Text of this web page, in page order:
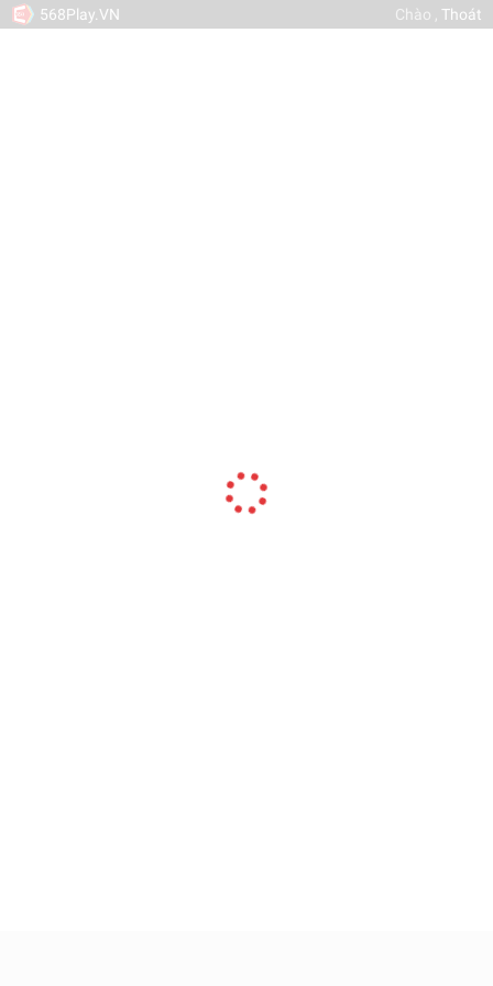
568Play.VN Chào Thoát